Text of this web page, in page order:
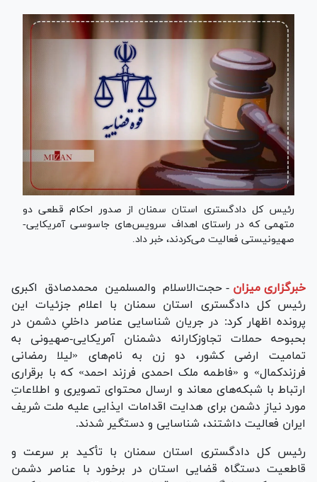
رئیس کل دادگستری استان سمنان از صدور احکام قطعی دو
متهمی که در راستای اهداف سرویس‌های جاسوسی آمریکایی-
صهیونیستی فعالیت می‌کردند، خبر داد.
خبرگزاری میزان - حجت‌الاسلام والمسلمین محمدصادق اکبری
رئیس کل دادگستری استان سمنان با اعلام جزئیات این
پرونده اظهار کرد: در جریان شناسایی عناصر داخلیِ دشمن در
بحبوحه حملات تجاوزکارانه دشمنان آمریکایی-صهیونی به
تمامیت ارضی کشور، دو زن به نام‌های «لیلا رمضانی
فرزندکمال» و «فاطمه ملک احمدی فرزند احمد» که با برقراری
ارتباط با شبکه‌های معاند و ارسال محتوای تصویری و اطلاعاتِ
مورد نیازِ دشمن برای هدایت اقدامات ایذایی علیه ملت شریف
ایران فعالیت داشتند، شناسایی و دستگیر شدند.
رئیس کل دادگستری استان سمنان با تأکید بر سرعت و
قاطعیت دستگاه قضایی استان در برخورد با عناصر دشمن